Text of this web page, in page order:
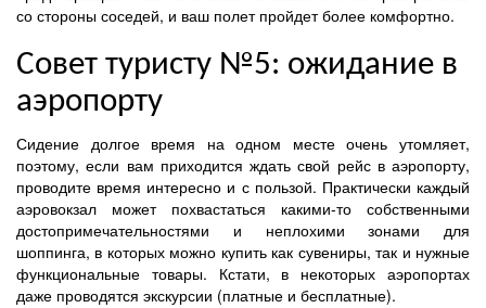
со стороны соседей, и ваш полет пройдет более комфортно.
Совет туристу №5: ожидание в
аэропорту
Сидение долгое время на одном месте очень утомляет,
поэтому, если вам приходится ждать свой рейс в аэропорту,
проводите время интересно и с пользой. Практически каждый
аэровокзал может похвастаться какими-то собственными
достопримечательностями и неплохими зонами для
шоппинга, в которых можно купить как сувениры, так и нужные
функциональные товары. Кстати, в некоторых аэропортах
даже проводятся экскурсии (платные и бесплатные).